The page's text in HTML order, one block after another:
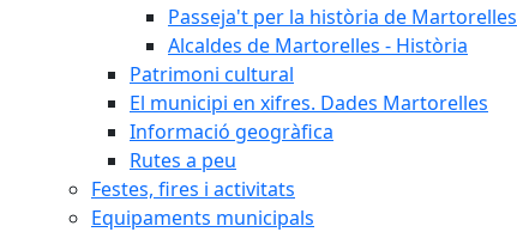
Passeja't per la història de Martorelles
Alcaldes de Martorelles - Història
Patrimoni cultural
El municipi en xifres. Dades Martorelles
Informació geogràfica
Rutes a peu
Festes, fires i activitats
Equipaments municipals